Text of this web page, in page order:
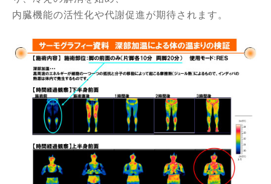
内臓機能の活性化や代謝促進が期待されます。